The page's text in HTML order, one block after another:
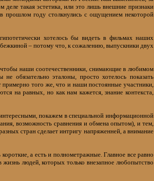
деле такая эстетика, или это лишь внешние признаки
прошлом году столкнулись с ощущением некоторой
хотелось бы видеть в фильмах наших
– потому что, к сожалению, выпускники двух
наши соотечественники, снимающие в любимом
обязательно эталоны, просто хотелось показать
того же, что и наши постоянные участники,
на равных, но как нам кажется, знание контекста,
покажем в специальной информационной
возможность сравнения и обмена опытом), и тем,
стран сделает интригу напряженней, а внимание
а есть и полнометражные. Главное все равно
людей, которых только внезапное любопытство